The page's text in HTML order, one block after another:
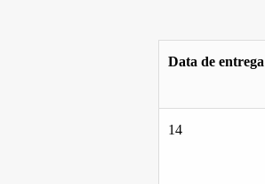
Data de entrega
14